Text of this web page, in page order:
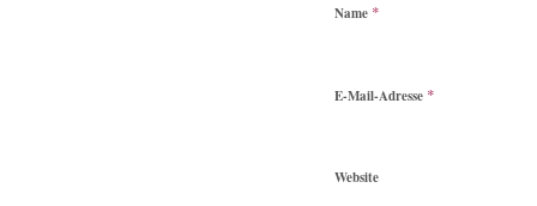
Name *
E-Mail-Adresse *
Website